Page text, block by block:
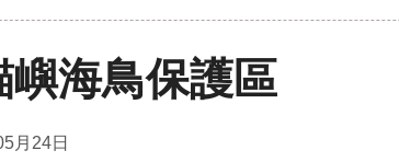
嶼海鳥保護區
月24日